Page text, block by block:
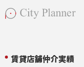
賃貸店舗仲介実績